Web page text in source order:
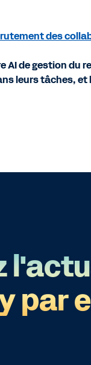
des
AI de gestion du
leurs tâches,
par